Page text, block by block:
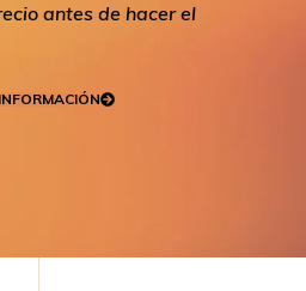
antes de hacer el